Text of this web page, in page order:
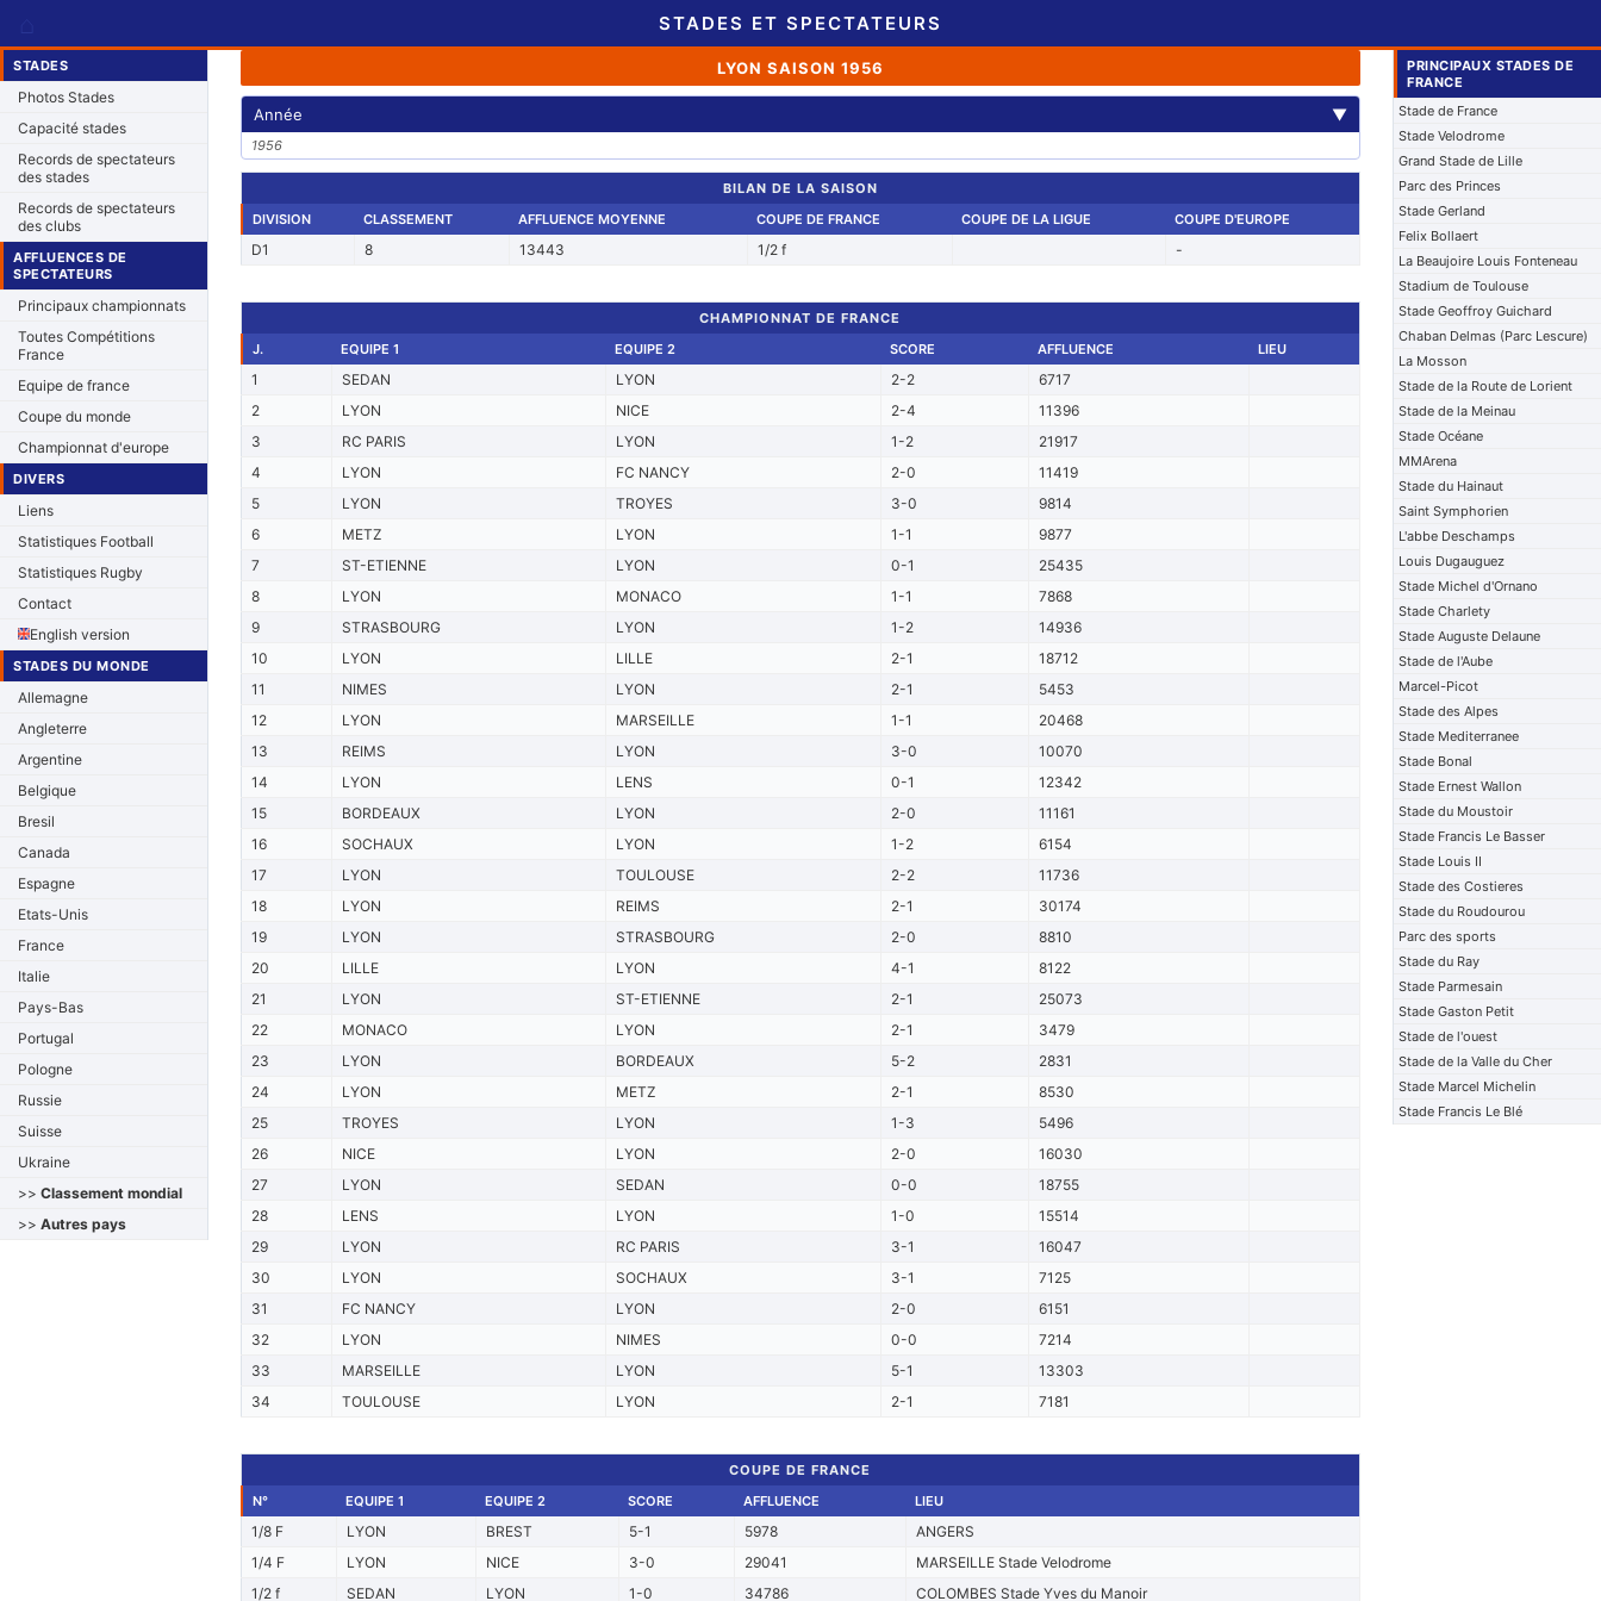
STADES ET SPECTATEURS
STADES
Photos Stades
Capacité stades
Records de spectateurs
des stades
Records de spectateurs
des clubs
AFFLUENCES DE
SPECTATEURS
Principaux championnats
Toutes Compétitions
France
Equipe de france
Coupe du monde
Championnat d'europe
DIVERS
Liens
Statistiques Football
Statistiques Rugby
Contact
English version
STADES DU MONDE
Allemagne
Angleterre
Argentine
Belgique
Bresil
Canada
Espagne
Etats-Unis
France
Italie
Pays-Bas
Portugal
Pologne
Russie
Suisse
Ukraine
>> Classement mondial
>> Autres pays
LYON SAISON 1956
Année ▼
1956
BILAN DE LA SAISON
DIVISION
CLASSEMENT AFFLUENCE MOYENNE COUPE DE FRANCE COUPE DE LA LIGUE COUPE D'EUROPE
D1 8 13443 1/2 f -
CHAMPIONNAT DE FRANCE
J.
EQUIPE 1 EQUIPE 2 SCORE AFFLUENCE LIEU
1 SEDAN LYON 2-2
6717
2
LYON NICE 2-4
11396
3
RC PARIS LYON 1-2
21917
4
LYON FC NANCY 2-0
11419
5
LYON TROYES 3-0
9814
6
METZ LYON 1-1
9877
7
ST-ETIENNE LYON 0-1
25435
8
LYON MONACO 1-1
7868
9
STRASBOURG LYON 1-2
14936
10
LYON LILLE 2-1
18712
11
NIMES LYON 2-1
5453
12
LYON MARSEILLE 1-1
20468
13
REIMS LYON 3-0
10070
14
LYON LENS 0-1
12342
15
BORDEAUX LYON 2-0
11161
16
SOCHAUX LYON 1-2
6154
17
LYON TOULOUSE 2-2
11736
18
LYON REIMS 2-1
30174
19
LYON STRASBOURG 2-0
8810
20
LILLE LYON 4-1
8122
21
LYON ST-ETIENNE 2-1
25073
22
MONACO LYON 2-1
3479
23
LYON BORDEAUX 5-2
2831
24
LYON METZ 2-1
8530
25
TROYES LYON 1-3
5496
26
NICE LYON 2-0
16030
27
LYON SEDAN 0-0
18755
28
LENS LYON 1-0
15514
29
LYON RC PARIS 3-1
16047
30
LYON SOCHAUX 3-1
7125
31
FC NANCY LYON 2-0
6151
32
LYON NIMES 0-0
7214
33
MARSEILLE LYON 5-1
13303
34
TOULOUSE LYON 2-1 7181
COUPE DE FRANCE
N°
EQUIPE 1 EQUIPE 2 SCORE AFFLUENCE LIEU
1/8 F LYON BREST 5-1 5978
ANGERS
1/4 F
LYON NICE 3-0 29041
MARSEILLE Stade Velodrome
1/2 f
SEDAN LYON 1-0 34786 COLOMBES Stade Yves du Manoir
PRINCIPAUX STADES DE
FRANCE
Stade de France
Stade Velodrome
Grand Stade de Lille
Parc des Princes
Stade Gerland
Felix Bollaert
La Beaujoire Louis Fonteneau
Stadium de Toulouse
Stade Geoffroy Guichard
Chaban Delmas (Parc Lescure)
La Mosson
Stade de la Route de Lorient
Stade de la Meinau
Stade Océane
MMArena
Stade du Hainaut
Saint Symphorien
L'abbe Deschamps
Louis Dugauguez
Stade Michel d'Ornano
Stade Charlety
Stade Auguste Delaune
Stade de l'Aube
Marcel-Picot
Stade des Alpes
Stade Mediterranee
Stade Bonal
Stade Ernest Wallon
Stade du Moustoir
Stade Francis Le Basser
Stade Louis II
Stade des Costieres
Stade du Roudourou
Parc des sports
Stade du Ray
Stade Parmesain
Stade Gaston Petit
Stade de l'ouest
Stade de la Valle du Cher
Stade Marcel Michelin
Stade Francis Le Blé